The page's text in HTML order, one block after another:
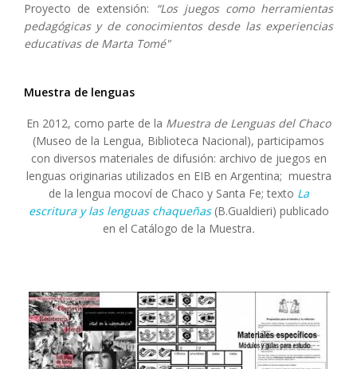
Proyecto de extensión:
“Los juegos como herramientas
pedagógicas y de conocimientos desde las experiencias
educativas de Marta Tomé"
Muestra de lenguas
En 2012, como parte de la Muestra de Lenguas del Chaco
(Museo de la Lengua, Biblioteca Nacional), participamos
con diversos materiales de difusión: archivo de juegos en
lenguas originarias utilizados en EIB en Argentina; muestra
de la lengua mocoví de Chaco y Santa Fe; texto La
escritura y las lenguas chaqueñas (B.Gualdieri) publicado
en el Catálogo de la Muestra.